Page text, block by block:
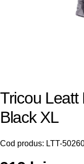
Tricou Leatt
Black XL
Cod produs: LTT-